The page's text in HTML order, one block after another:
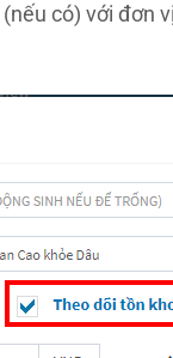
(nếu có) với đơn